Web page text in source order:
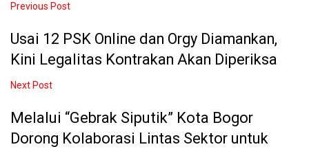
Previous Post
Usai 12 PSK Online dan Orgy Diamankan,
Kini Legalitas Kontrakan Akan Diperiksa
Next Post
Melalui “Gebrak Siputik” Kota Bogor
Dorong Kolaborasi Lintas Sektor untuk